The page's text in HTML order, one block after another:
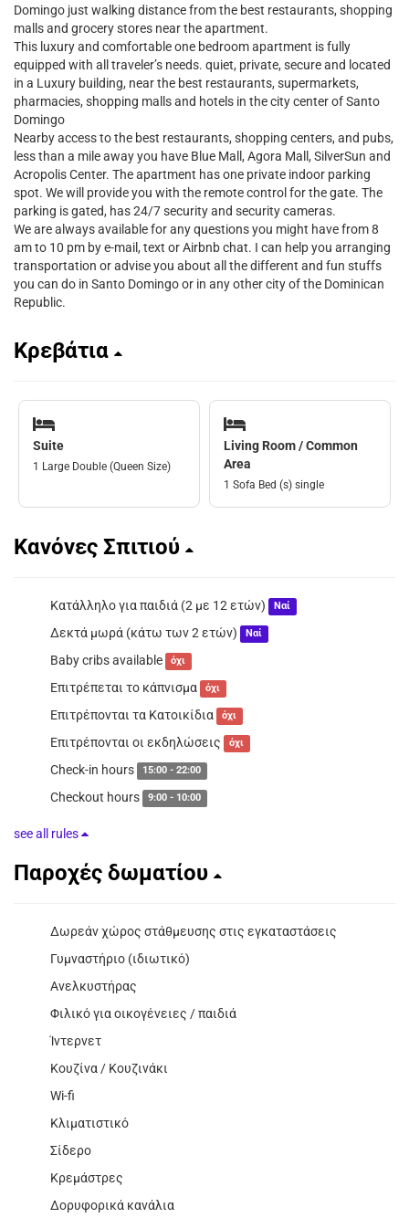
Domingo just walking distance from the best restaurants, shopping
malls and grocery stores near the apartment.
This luxury and comfortable one bedroom apartment is fully
equipped with all traveler’s needs. quiet, private, secure and located
in a Luxury building, near the best restaurants, supermarkets,
pharmacies, shopping malls and hotels in the city center of Santo
Domingo
Nearby access to the best restaurants, shopping centers, and pubs,
less than a mile away you have Blue Mall, Agora Mall, SilverSun and
Acropolis Center. The apartment has one private indoor parking
spot. We will provide you with the remote control for the gate. The
parking is gated, has 24/7 security and security cameras.
We are always available for any questions you might have from 8
am to 10 pm by e-mail, text or Airbnb chat. I can help you arranging
transportation or advise you about all the different and fun stuffs
you can do in Santo Domingo or in any other city of the Dominican
Republic.
Κρεβάτια
Suite
1 Large Double (Queen Size)
Living Room / Common
Area
1 Sofa Bed (s) single
Κανόνες Σπιτιού
Κατάλληλο για παιδιά (2 με 12 ετών) Ναί
Δεκτά μωρά (κάτω των 2 ετών) Ναί
Baby cribs available όχι
Επιτρέπεται το κάπνισμα όχι
Επιτρέπονται τα Κατοικίδια όχι
Επιτρέπονται οι εκδηλώσεις όχι
Check-in hours 15:00 - 22:00
Checkout hours 9:00 - 10:00
see all rules
Παροχές δωματίου
Δωρεάν χώρος στάθμευσης στις εγκαταστάσεις
Γυμναστήριο (ιδιωτικό)
Ανελκυστήρας
Φιλικό για οικογένειες / παιδιά
Ίντερνετ
Κουζίνα / Κουζινάκι
Wi-fi
Κλιματιστικό
Σίδερο
Κρεμάστρες
Δορυφορικά κανάλια